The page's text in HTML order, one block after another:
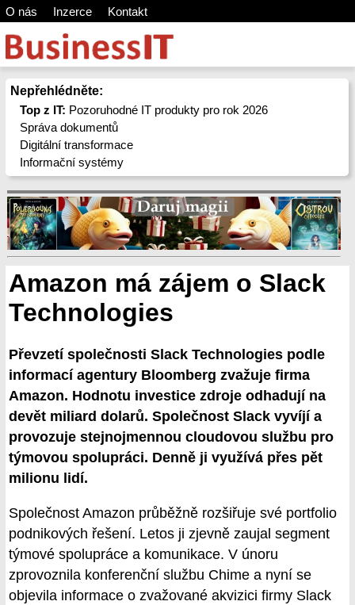
O nás Inzerce Kontakt
Nepřehlédněte:
Top z IT: Pozoruhodné IT produkty pro rok 2026
Správa dokumentů
Digitální transformace
Informační systémy
Amazon má zájem o Slack
Technologies
Převzetí společnosti Slack Technologies podle
informací agentury Bloomberg zvažuje firma
Amazon. Hodnotu investice zdroje odhadují na
devět miliard dolarů. Společnost Slack vyvíjí a
provozuje stejnojmennou cloudovou službu pro
týmovou spolupráci. Denně ji využívá přes pět
milionu lidí.
Společnost Amazon průběžně rozšiřuje své portfolio
podnikových řešení. Letos ji zjevně zaujal segment
týmové spolupráce a komunikace. V únoru
zprovoznila konferenční službu Chime a nyní se
objevila informace o zvažované akvizici firmy Slack